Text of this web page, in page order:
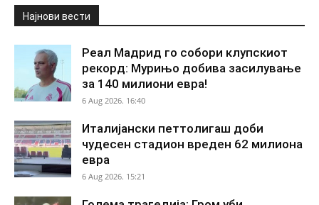
Најнови вести
Реал Мадрид го собори клупскиот
рекорд: Мурињо добива засилување
за 140 милиони евра!
6 Aug 2026. 16:40
Италијански петтолигаш доби
чудесен стадион вреден 62 милиона
евра
6 Aug 2026. 15:21